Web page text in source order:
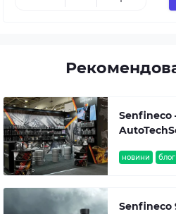
новини блог
Senfineco
Senfineco